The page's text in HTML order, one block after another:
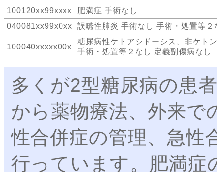
100120xx99xxxx
肥満症 手術なし
040081xx99x0xx
誤嚥性肺炎 手術なし 手術・処置等２
100040xxxxx00x
糖尿病性ケトアシドーシス、非ケト
手術・処置等２なし 定義副傷病なし
多くが2型糖尿病の患
から薬物療法、外来で
性合併症の管理、急性
行っています。肥満症